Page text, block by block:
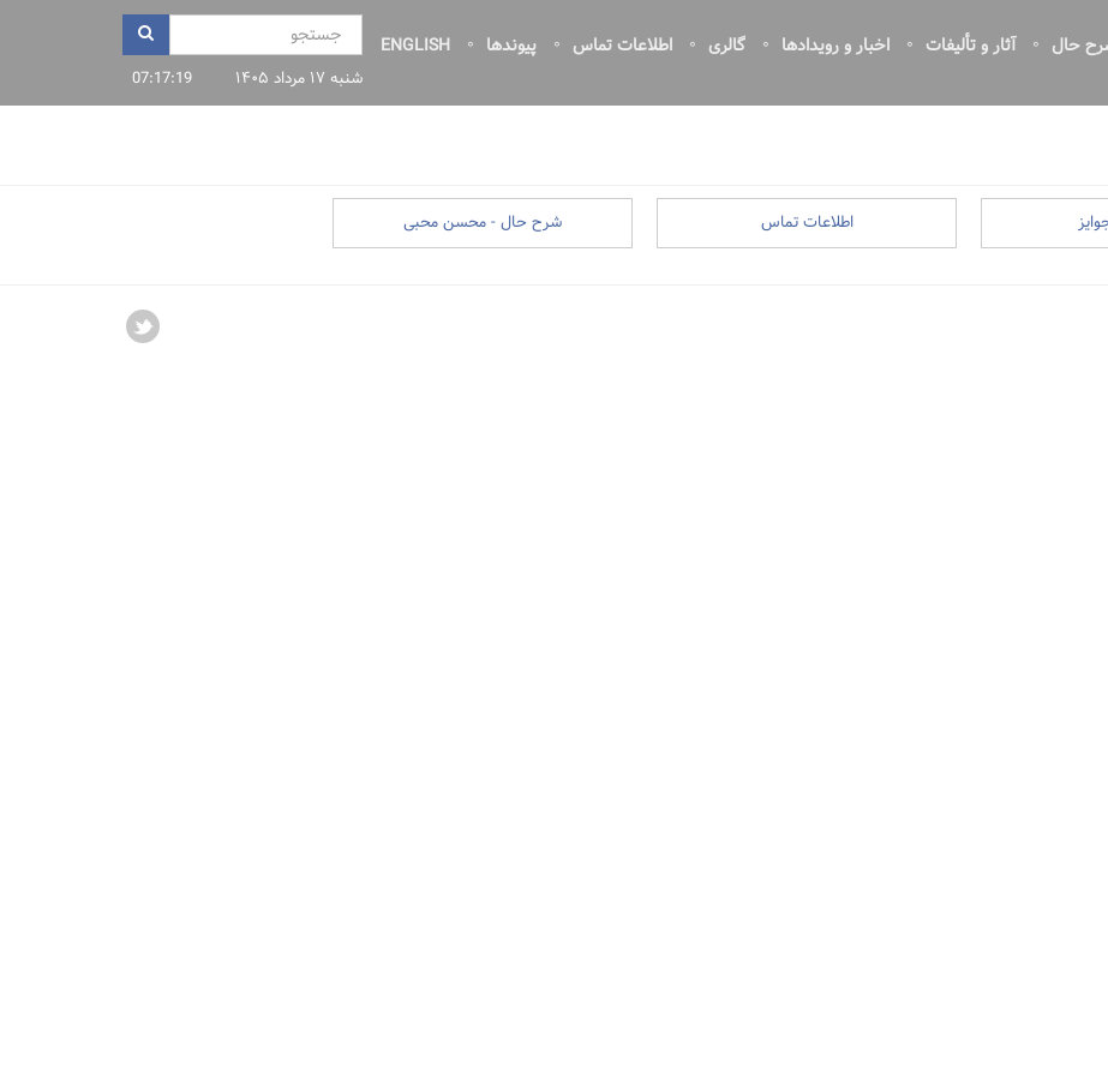
حال آثار و تألیفات اخبار و رویدادها گالری اطلاعات تماس پیوندها ENGLISH
شنبه ۱۷ مرداد ۱۴۰۵ 07:17:20
اطلاعات تماس شرح حال - محسن محبی